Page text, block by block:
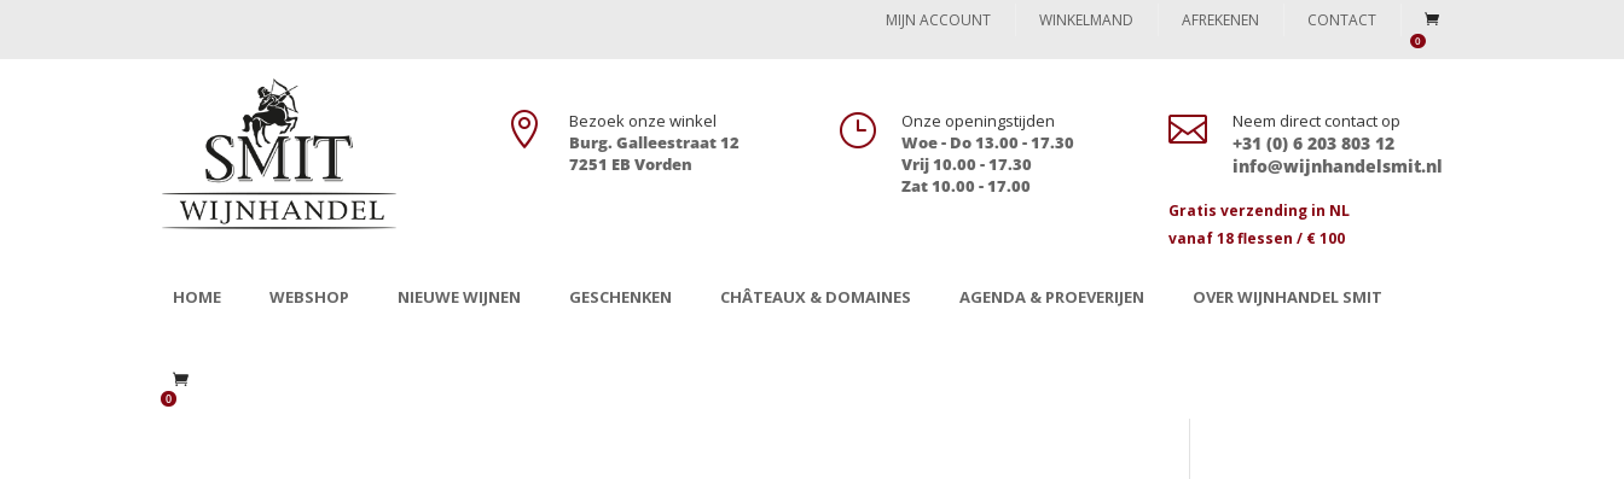
MIJN ACCOUNT WINKELMAND AFREKENEN CONTACT
0

Bezoek onze winkel
Burg. Galleestraat 12
7251 EB Vorden
}
Onze openingstijden
Woe - Do 13.00 - 17.30
Vrij 10.00 - 17.30
Zat 10.00 - 17.00
 Neem direct contact op
+31 (0) 6 203 803 12
info@wijnhandelsmit.nl
Gratis verzending in NL
vanaf 18 flessen / € 100
HOME WEBSHOP NIEUWE WIJNEN GESCHENKEN CHÂTEAUX & DOMAINES AGENDA & PROEVERIJEN OVER WIJNHANDEL SMIT
0